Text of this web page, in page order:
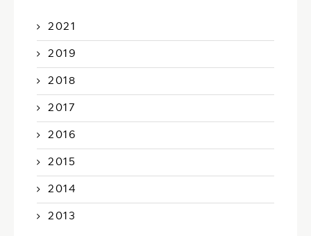
2021
2019
2018
2017
2016
2015
2014
2013